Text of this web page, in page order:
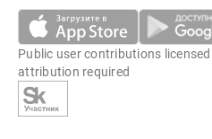
Public user contributions
attribution required